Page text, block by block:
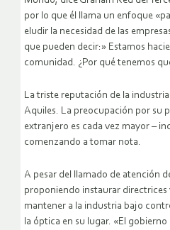
por lo que él llama un enfoque
eludir la necesidad de las
que pueden decir:» Estamos
comunidad. ¿Por qué tenemos
La triste reputación de la
Aquiles. La preocupación por su
extranjero es cada vez mayor –
comenzando a tomar nota.
A pesar del llamado de atención
proponiendo instaurar directrices
mantener a la industria bajo
la óptica en su lugar. «El